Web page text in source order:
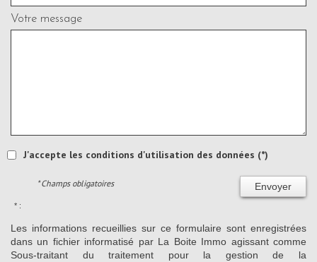
Votre message
J'accepte les conditions d'utilisation des données (*)
Envoyer
* Champs obligatoires
* :
Les informations recueillies sur ce formulaire sont enregistrées
dans un fichier informatisé par La Boite Immo agissant comme
Sous-traitant du traitement pour la gestion de la